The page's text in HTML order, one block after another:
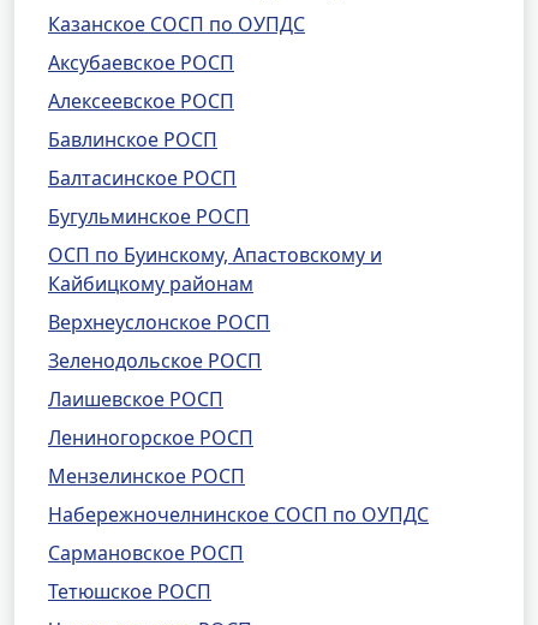
Казанское СОСП по ОУПДС
Аксубаевское РОСП
Алексеевское РОСП
Бавлинское РОСП
Балтасинское РОСП
Бугульминское РОСП
ОСП по Буинскому, Апастовскому и
Кайбицкому районам
Верхнеуслонское РОСП
Зеленодольское РОСП
Лаишевское РОСП
Лениногорское РОСП
Мензелинское РОСП
Набережночелнинское СОСП по ОУПДС
Сармановское РОСП
Тетюшское РОСП